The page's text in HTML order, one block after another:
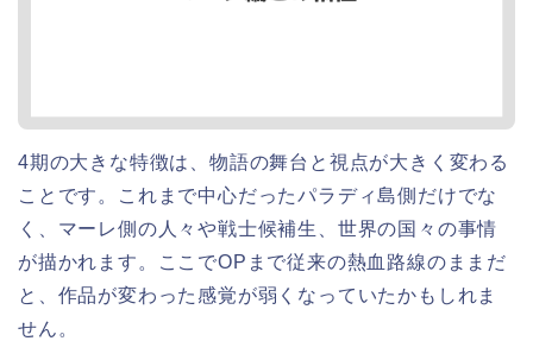
4期の大きな特徴は、物語の舞台と視点が大きく変わる
ことです。これまで中心だったパラディ島側だけでな
く、マーレ側の人々や戦士候補生、世界の国々の事情
が描かれます。ここでOPまで従来の熱血路線のままだ
と、作品が変わった感覚が弱くなっていたかもしれま
せん。